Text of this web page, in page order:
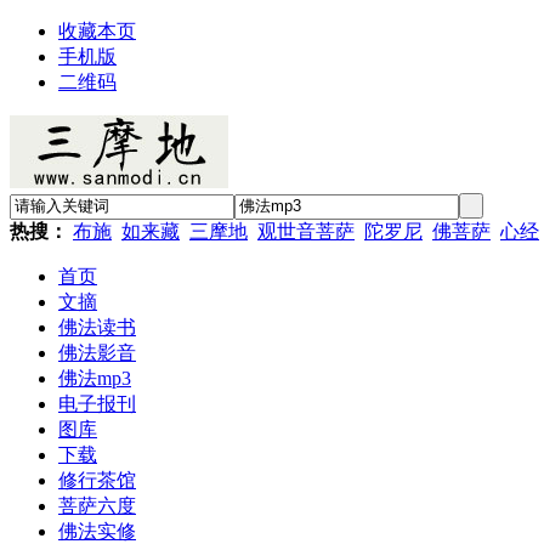
收藏本页
手机版
二维码
热搜： 布施 如来藏 三摩地 观世音菩萨 陀罗尼 佛菩萨 心经
首页
文摘
佛法读书
佛法影音
佛法mp3
电子报刊
图库
下载
修行茶馆
菩萨六度
佛法实修